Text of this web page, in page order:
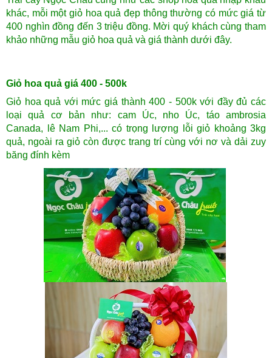
khác, mỗi một giỏ hoa quả đẹp thông thường có mức giá từ
400 nghìn đồng đến 3 triệu đồng. Mời quý khách cùng tham
khảo những mẫu giỏ hoa quả và giá thành dưới đây.
Giỏ hoa quả giá 400 - 500k
Giỏ hoa quả với mức giá thành 400 - 500k với đầy đủ các
loại quả cơ bản như: cam Úc, nho Úc, táo ambrosia
Canada, lê Nam Phi,... có trọng lượng lỗi giỏ khoảng 3kg
quả, ngoài ra giỏ còn được trang trí cùng với nơ và dải zuy
băng đính kèm